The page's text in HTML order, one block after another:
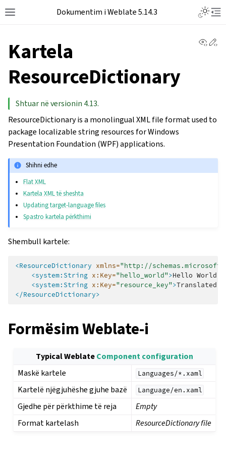
Dokumentim i Weblate 5.14.3
Kartela
ResourceDictionary
Shtuar në versionin 4.13.
ResourceDictionary is a monolingual XML file format used to
package localizable string resources for Windows
Presentation Foundation (WPF) applications.
Shihni edhe
Flat XML
Kartela XML të sheshta
Updating target-language files
Spastro kartela përkthimi
Shembull kartele:
<ResourceDictionary xmlns="http://
<system:String x:Key="hello_world">Hello World!
<system:String x:Key="resource_key">Translated
</ResourceDictionary>
Formësim Weblate-i
Typical WeblateComponent configuration
Maskë kartele
Languages/*.xaml
Kartelë njëgjuhëshe gjuhe bazë Language/en.xaml
Gjedhe për përkthime të reja
Empty
Format kartelash
ResourceDictionary file